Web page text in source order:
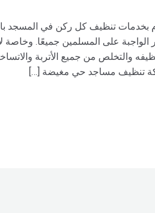
تنظيف كل ركن في المسجد
الواجبة على المسلمين جميعًا. وخاصة
والتخلص من جميع الأتربة
تنظيف مساجد حي مغيضة […]